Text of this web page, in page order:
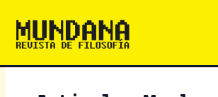
al